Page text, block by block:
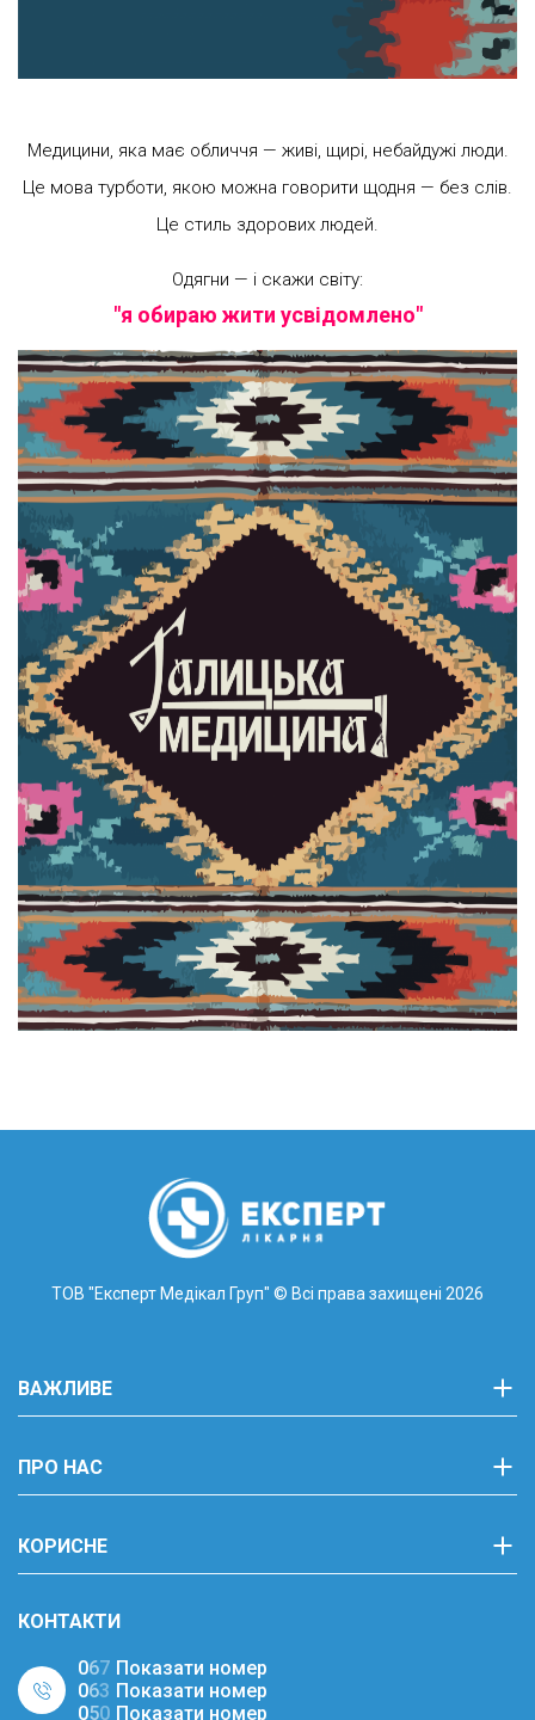
Медицини, яка має обличчя — живі, щирі, небайдужі люди.
Це мова турботи, якою можна говорити щодня — без слів.
Це стиль здорових людей.
Одягни — і скажи світу:
"я обираю жити усвідомлено"
ТОВ "Експерт Медікал Груп" © Всі права захищені 2026
ВАЖЛИВЕ
ПРО НАС
КОРИСНЕ
КОНТАКТИ
067 Показати номер
063 Показати номер
050 Показати номер